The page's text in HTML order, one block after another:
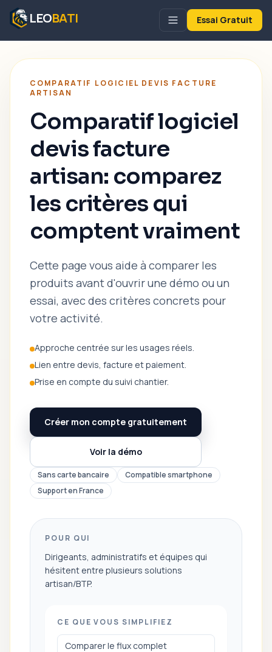
LEOBATI Essai Gratuit
COMPARATIF LOGICIEL DEVIS FACTURE
ARTISAN
Comparatif logiciel
devis facture
artisan: comparez
les critères qui
comptent vraiment
Cette page vous aide à comparer les
produits avant d'ouvrir une démo ou un
essai, avec des critères concrets pour
votre activité.
Approche centrée sur les usages réels.
Lien entre devis, facture et paiement.
Prise en compte du suivi chantier.
Créer mon compte gratuitement
Voir la démo
Sans carte bancaire
Compatible smartphone
Support en France
POUR QUI
Dirigeants, administratifs et équipes qui
hésitent entre plusieurs solutions
artisan/BTP.
CE QUE VOUS SIMPLIFIEZ
Comparer le flux complet